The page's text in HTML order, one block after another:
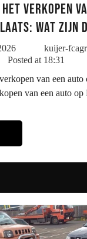
verkopen
Wat zijn
kuijer-
Posted at 18:31
van een auto